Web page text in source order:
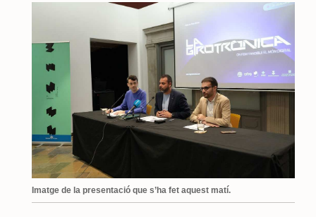
Imatge de la presentació que s’ha fet aquest matí.